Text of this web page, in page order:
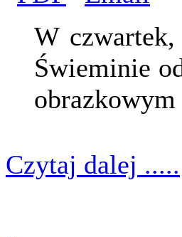
W
Świeminie
Czytaj dalej .....